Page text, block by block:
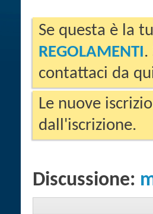
Se questa è la
REGOLAMENTI.
contattaci da
Le nuove
dall'iscrizione.
Discussione: